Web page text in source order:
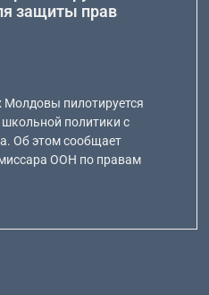
защиты прав
Молдовы пилотируется
политики с
Об этом сообщает
ООН по правам